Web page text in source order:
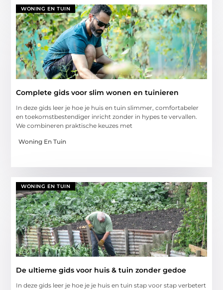
WONING EN TUIN
Complete gids voor slim wonen en tuinieren
In deze gids leer je hoe je huis en tuin slimmer, comfortabeler
en toekomstbestendiger inricht zonder in hypes te vervallen.
We combineren praktische keuzes met
Woning En Tuin
WONING EN TUIN
De ultieme gids voor huis & tuin zonder gedoe
In deze gids leer je hoe je je huis en tuin stap voor stap verbetert